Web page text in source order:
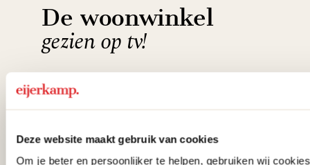
Deze website maakt gebruik van cookies
Om je beter en persoonlijker te helpen, gebruiken wij
De woonwinkel
gezien op tv!
Wie kent het programma vtwonen
slaap- en designcollecties